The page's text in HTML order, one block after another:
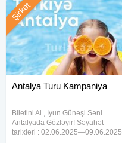
Antalya Turu Kampaniya
Biletini Al , İyun Günəşi Səni
Antalyada Gözləyir! Səyahət
tarixləri : 02.06.2025—09.06.2025
Şirkət